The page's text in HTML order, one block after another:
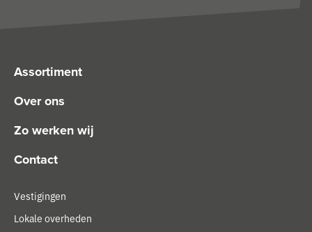
Assortiment
Over ons
Zo werken wij
Contact
Vestigingen
Lokale overheden